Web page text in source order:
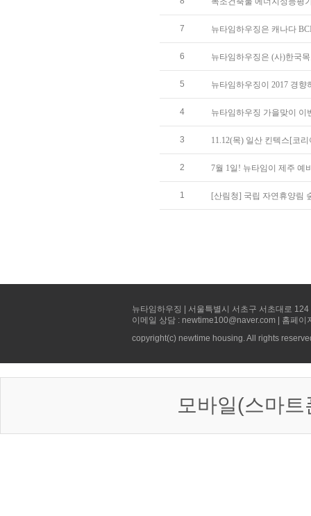
7 뉴타임하우징은 캐나다
6 뉴타임하우징은 (사)한국
5 뉴타임하우징이 2017 경
4 뉴타임하우징 가을맞이 이
3 11.12(목) 일산 킨텍스[코
2 7월 1일! 뉴타임이 제주 예
1 [산림청] 국립 자연휴양림
뉴타임하우징 | 서울특별시 서초구 서초대로
이메일 상담 : newtime100@naver.com | 홈페
copyright(c) newtime housing. All rights
모바일(스마